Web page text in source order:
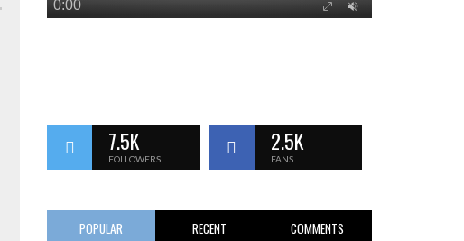
7.5K
FOLLOWERS
2.5K
FANS
POPULAR RECENT COMMENTS